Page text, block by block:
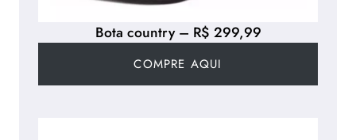
Bota country – R$ 299,99
COMPRE AQUI